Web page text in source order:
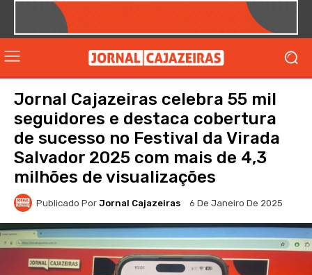
Jornal Cajazeiras celebra 55 mil
seguidores e destaca cobertura
de sucesso no Festival da Virada
Salvador 2025 com mais de 4,3
milhões de visualizações
Publicado Por Jornal Cajazeiras 6 De Janeiro De 2025